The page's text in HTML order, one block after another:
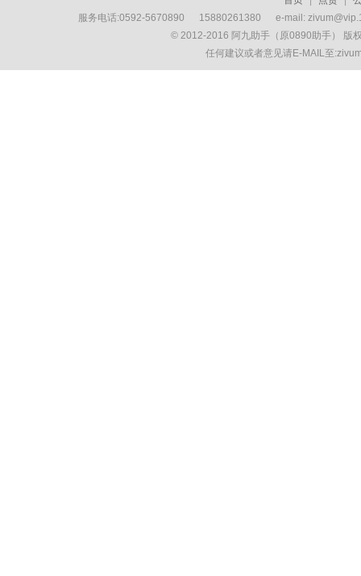
服务电话:0592-5670890 15880261380 e-mail:
© 2012-2016 阿九助手（原0890助手） 版
任何建议或者意见请E-MAIL至